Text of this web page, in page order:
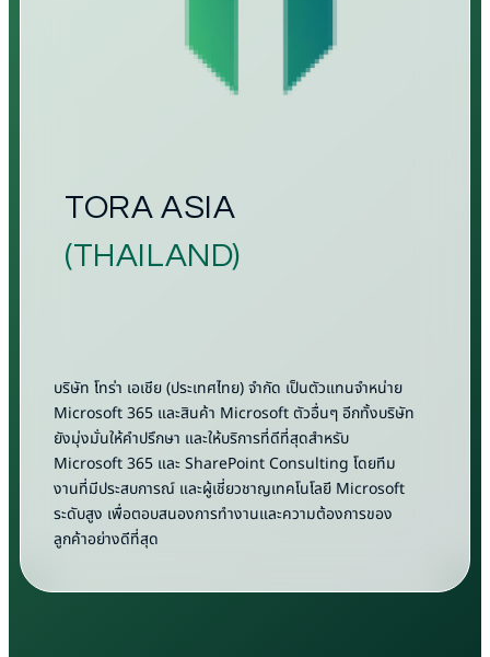
TORA ASIA
(THAILAND)
บริษัท โทร่า เอเชีย (ประเทศไทย) จำกัด เป็นตัวแทนจำหน่าย
Microsoft 365 และสินค้า Microsoft ตัวอื่นๆ อีกทั้งบริษัท
ยังมุ่งมั่นให้คำปรึกษา และให้บริการที่ดีที่สุดสำหรับ
Microsoft 365 และ SharePoint Consulting โดยทีม
งานที่มีประสบการณ์ และผู้เชี่ยวชาญเทคโนโลยี Microsoft
ระดับสูง เพื่อตอบสนองการทำงานและความต้องการของ
ลูกค้าอย่างดีที่สุด